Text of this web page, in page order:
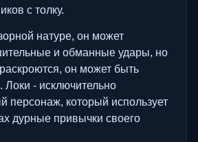
с толку.
натуре, он может
и обманные удары, но
он может быть
Локи - исключительно
персонаж, который использует
дурные привычки своего